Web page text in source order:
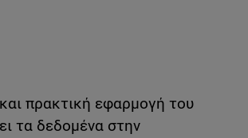
πρακτική εφαρμογή του
τα δεδομένα στην